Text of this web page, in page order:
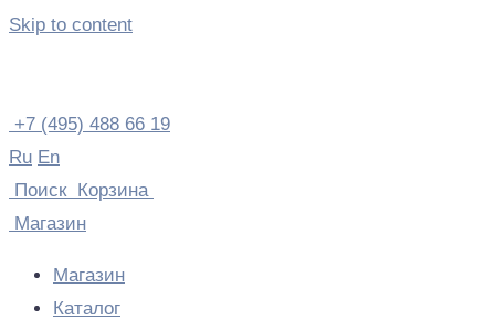
Skip to content
+7 (495) 488 66 19
Ru En
Поиск Корзина
Магазин
Магазин
Каталог